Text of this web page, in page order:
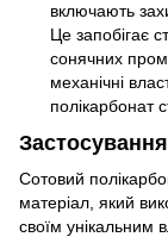
включають
Це запобігає
сонячних
механічні
полікарбонат
Сотовий
матеріал, який
своїм унікальним